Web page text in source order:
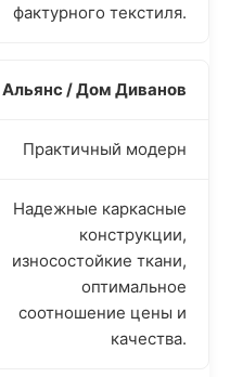
фактурного текстиля.
Альянс / Дом Диванов
Практичный модерн
Надежные каркасные
конструкции,
износостойкие ткани,
оптимальное
соотношение цены и
качества.